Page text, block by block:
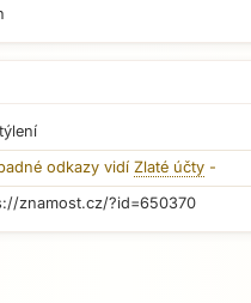
odkazy vidí Zlaté účty -
znamost.cz/?id=650370